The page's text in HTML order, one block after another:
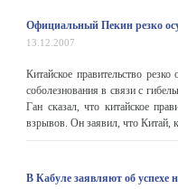
Официальный Пекин резко
13.12.2007
Китайское правительство
соболезнования в связи с
Ган сказал, что китайское
взрывов. Он заявил, что Китай,
В Кабуле заявляют об успехе